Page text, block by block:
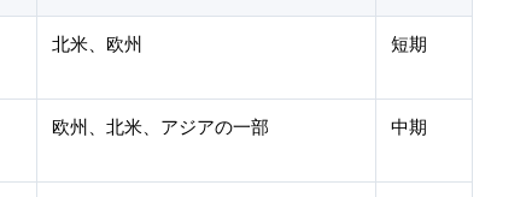
北米、欧州 短期
欧州、北米、アジアの一部 中期